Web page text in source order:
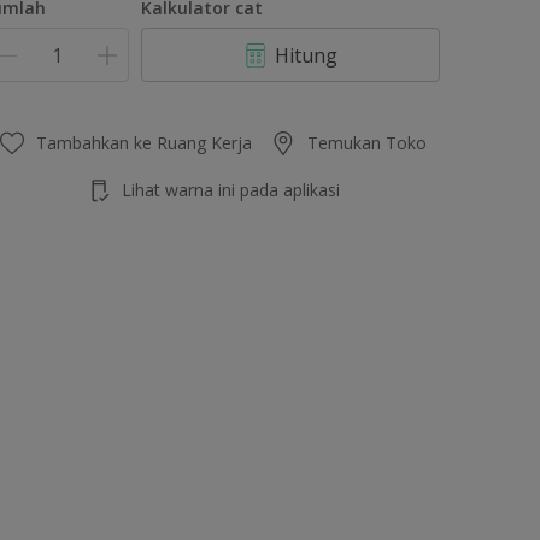
Kalkulator cat
Hitung
Tambahkan ke Ruang Kerja Temukan Toko
Lihat warna ini pada aplikasi